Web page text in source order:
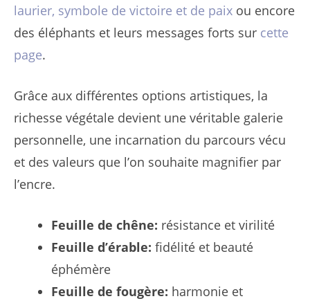
laurier, symbole de victoire et de paix ou encore
des éléphants et leurs messages forts sur cette
page.
Grâce aux différentes options artistiques, la
richesse végétale devient une véritable galerie
personnelle, une incarnation du parcours vécu
et des valeurs que l’on souhaite magnifier par
l’encre.
Feuille de chêne: résistance et virilité
Feuille d’érable: fidélité et beauté
éphémère
Feuille de fougère: harmonie et